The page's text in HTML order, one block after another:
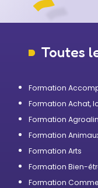
Toutes
Formation
Formation Achat,
Formation
Formation
Formation Arts
Formation Bien-
Formation